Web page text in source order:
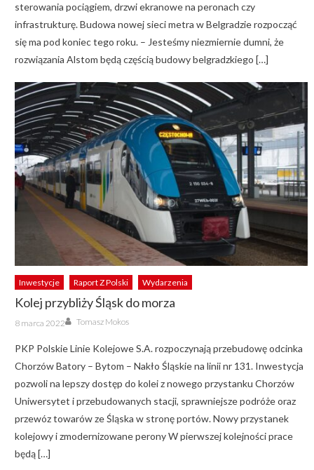
sterowania pociągiem, drzwi ekranowe na peronach czy
infrastrukturę. Budowa nowej sieci metra w Belgradzie rozpocząć
się ma pod koniec tego roku. – Jesteśmy niezmiernie dumni, że
rozwiązania Alstom będą częścią budowy belgradzkiego […]
Inwestycje Raport Z Polski Wydarzenia
Kolej przybliży Śląsk do morza
Posted
on
8 marca 2022 Author
Tomasz Mokos
PKP Polskie Linie Kolejowe S.A. rozpoczynają przebudowę odcinka
Chorzów Batory – Bytom – Nakło Śląskie na linii nr 131. Inwestycja
pozwoli na lepszy dostęp do kolei z nowego przystanku Chorzów
Uniwersytet i przebudowanych stacji, sprawniejsze podróże oraz
przewóz towarów ze Śląska w stronę portów. Nowy przystanek
kolejowy i zmodernizowane perony W pierwszej kolejności prace
będą […]